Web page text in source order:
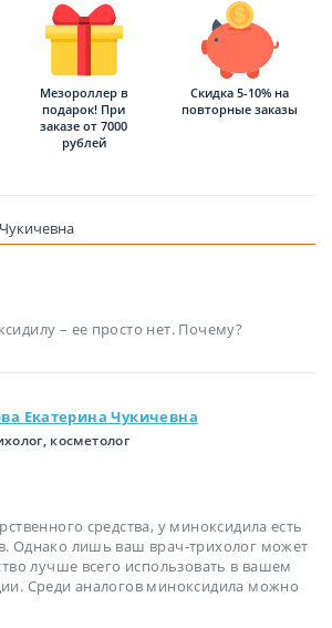
Мезороллер в
подарок! При
заказе от 7000
рублей
Скидка 5-10% на
повторные заказы
– ее просто нет. Почему?
Екатерина Чукичевна
косметолог
средства, у миноксидила есть
Однако лишь ваш врач-трихолог может
лучше всего использовать в вашем
Среди аналогов миноксидила можно